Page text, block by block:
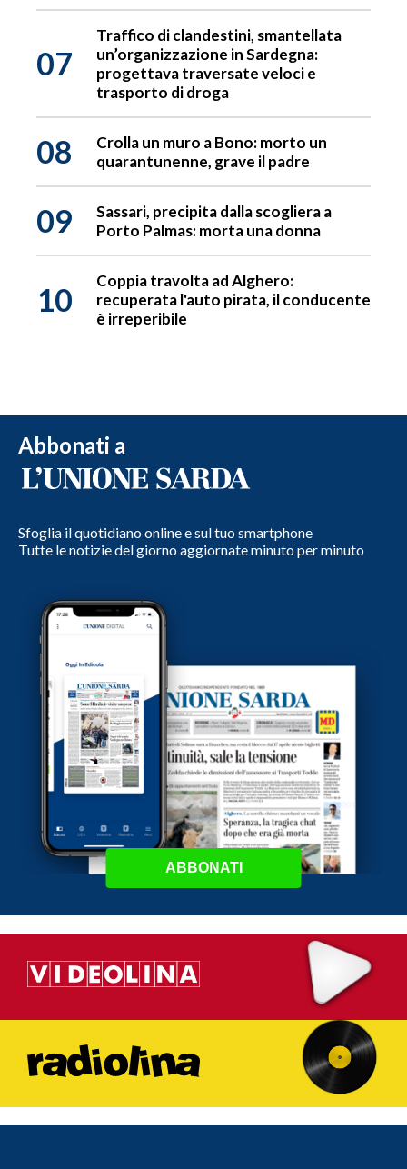
07
Traffico di clandestini, smantellata
un’organizzazione in Sardegna:
progettava traversate veloci e
trasporto di droga
08
Crolla un muro a Bono: morto un
quarantunenne, grave il padre
09
Sassari, precipita dalla scogliera a
Porto Palmas: morta una donna
10
Coppia travolta ad Alghero:
recuperata l'auto pirata, il conducente
è irreperibile
Abbonati a
Sfoglia il quotidiano online e sul tuo smartphone
Tutte le notizie del giorno aggiornate minuto per minuto
ABBONATI